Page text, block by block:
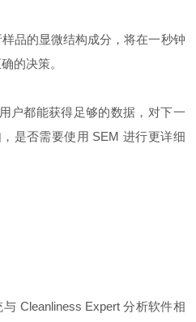
的显微结构成分，将在一秒钟
的决策。
都能获得足够的数据，对下一
是否需要使用 SEM 进行更详细
Cleanliness Expert 分析软件相